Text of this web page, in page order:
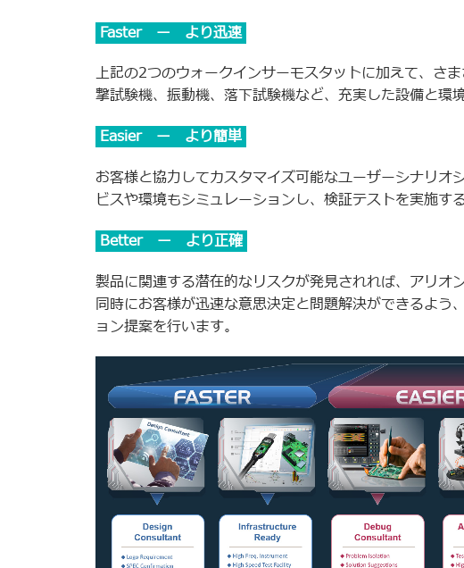
Faster ー より迅速
上記の2つのウォークインサーモスタットに加えて、さ
撃試験機、振動機、落下試験機など、充実した設備と環
Easier ー より簡単
お客様と協力してカスタマイズ可能なユーザーシナリオ
ビスや環境もシミュレーションし、検証テストを実施す
Better ー より正確
製品に関連する潜在的なリスクが発見されれば、アリオ
同時にお客様が迅速な意思決定と問題解決ができるよ
ョン提案を行います。